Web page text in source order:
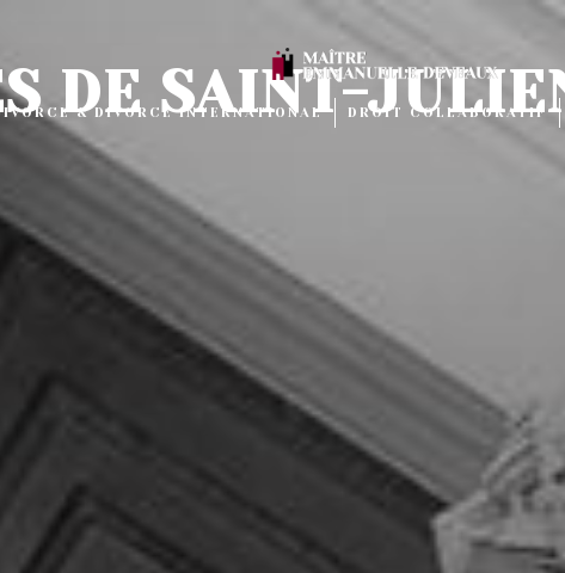
& DIVORCE INTERNATIONAL DROIT COLLABORATIF
DE SAINT-